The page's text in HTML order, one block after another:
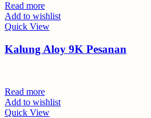
Read more
Add to wishlist
Quick View
Kalung Aloy 9K Pesanan
Read more
Add to wishlist
Quick View